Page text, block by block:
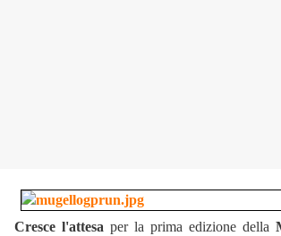
Cresce l'attesa per la prima edizione della